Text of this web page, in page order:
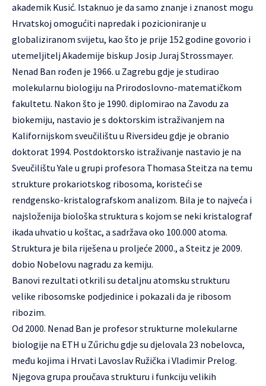
akademik Kusić. Istaknuo je da samo znanje i znanost mogu
Hrvatskoj omogućiti napredak i pozicioniranje u
globaliziranom svijetu, kao što je prije 152 godine govorio i
utemeljitelj Akademije biskup Josip Juraj Strossmayer.
Nenad Ban rođen je 1966. u Zagrebu gdje je studirao
molekularnu biologiju na Prirodoslovno-matematičkom
fakultetu. Nakon što je 1990. diplomirao na Zavodu za
biokemiju, nastavio je s doktorskim istraživanjem na
Kalifornijskom sveučilištu u Riversideu gdje je obranio
doktorat 1994. Postdoktorsko istraživanje nastavio je na
Sveučilištu Yale u grupi profesora Thomasa Steitza na temu
strukture prokariotskog ribosoma, koristeći se
rendgensko-kristalografskom analizom. Bila je to najveća i
najsloženija biološka struktura s kojom se neki kristalograf
ikada uhvatio u koštac, a sadržava oko 100.000 atoma.
Struktura je bila riješena u proljeće 2000., a Steitz je 2009.
dobio Nobelovu nagradu za kemiju.
Banovi rezultati otkrili su detaljnu atomsku strukturu
velike ribosomske podjedinice i pokazali da je ribosom
ribozim.
Od 2000. Nenad Ban je profesor strukturne molekularne
biologije na ETH u Zűrichu gdje su djelovala 23 nobelovca,
među kojima i Hrvati Lavoslav Ružička i Vladimir Prelog.
Njegova grupa proučava strukturu i funkciju velikih